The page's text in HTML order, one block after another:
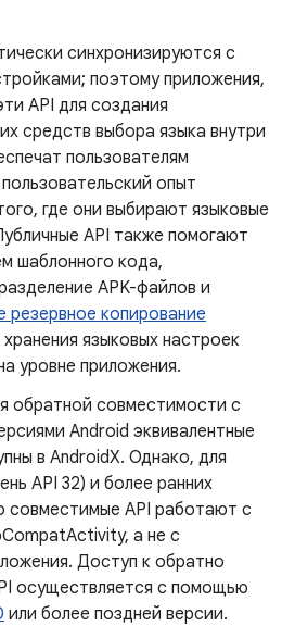
синхронизируются с
поэтому приложения,
API для создания
средств выбора языка внутри
пользователям
опыт
где они выбирают языковые
API также помогают
шаблонного кода,
APK-файлов и
резервное копирование
хранения языковых настроек
уровне приложения.
обратной совместимости с
Android эквивалентные
в AndroidX. Однако, для
API 32) и более ранних
совместимые API работают с
а не с
Доступ к обратно
осуществляется с помощью
или более поздней версии.